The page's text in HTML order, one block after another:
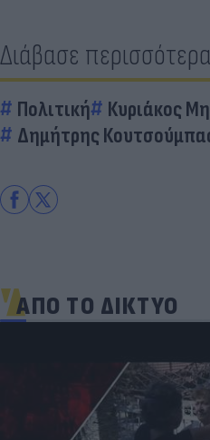
Διάβασε περισσότερα
Πολιτική Κυριάκος
Δημήτρης
ΑΠΟ ΤΟ ΔΙΚΤΥΟ